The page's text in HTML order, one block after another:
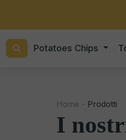
Potatoes Chips
Home - Prodotti
I